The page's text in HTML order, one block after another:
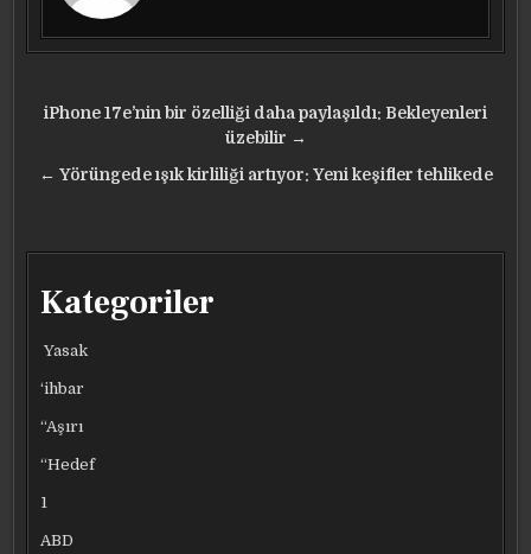
Yazı
iPhone 17e’nin bir özelliği daha paylaşıldı: Bekleyenleri
üzebilir →
← Yörüngede ışık kirliliği artıyor: Yeni keşifler tehlikede
Kategoriler
Yasak
‘ihbar
“Aşırı
“Hedef
1
ABD